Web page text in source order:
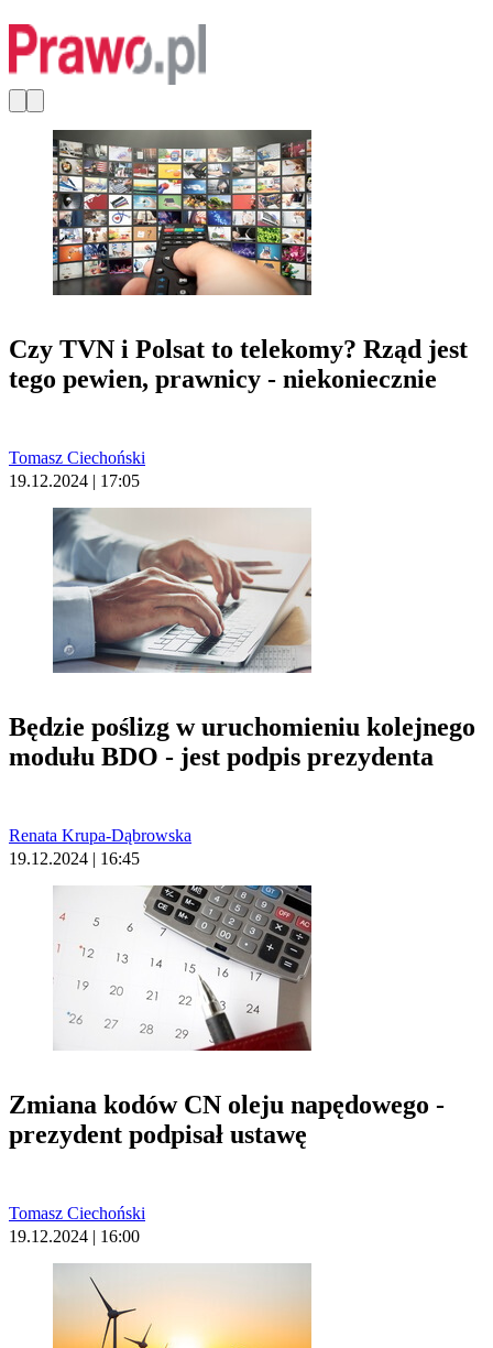
Czy TVN i Polsat to telekomy? Rząd jest
tego pewien, prawnicy - niekoniecznie
Tomasz Ciechoński
19.12.2024 | 17:05
Będzie poślizg w uruchomieniu kolejnego
modułu BDO - jest podpis prezydenta
Renata Krupa-Dąbrowska
19.12.2024 | 16:45
Zmiana kodów CN oleju napędowego -
prezydent podpisał ustawę
Tomasz Ciechoński
19.12.2024 | 16:00